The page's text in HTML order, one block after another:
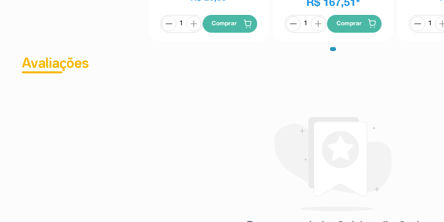
- Outras reações possíveis: reações adversas com pacientes que receberam 15 mg ou 30
mg de lansoprazol, durante 12 meses, para tratamento de manutenção: ginecomastia
(aumento das mamas), dor, síndrome gripal, anomalias gastrointestinais, alterações
dentárias, gastroenterites (inflamação /infecção no estômago e intestino), alterações no
sexual) e reações alérgicas, descolorimento da língua, Lupus eritematoso cutâneo
(doença inflamatória auto-imune que atinge a pele), hipomagnesemia (diminuição dos
níveis de magnésio no sangue), prurido, hepatite, elevação da LDH (lactato
Comprar
R$ 167,51 *
Comprar
Avaliações